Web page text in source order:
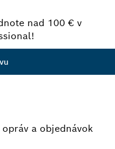
nad 100 € v
a objednávok